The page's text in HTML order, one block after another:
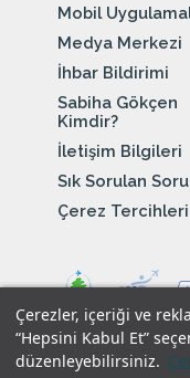
Çerezler, içeriği ve
“Hepsini Kabul Et”
düzenleyebilirsiniz.
Mobil
Medya Merkezi
İhbar Bildirimi
Sabiha Gökçen
Kimdir?
İletişim Bilgileri
Sık Sorulan
Çerez Tercihleri
Yasal Uyarılar